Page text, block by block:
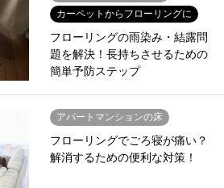
カーペットからフローリングに
フローリングの雨染み・結露問
題を解決！長持ちさせるための
簡単予防ステップ
アパートマンションの床
フローリングでごろ寝が痛い？
解消するための便利な対策！